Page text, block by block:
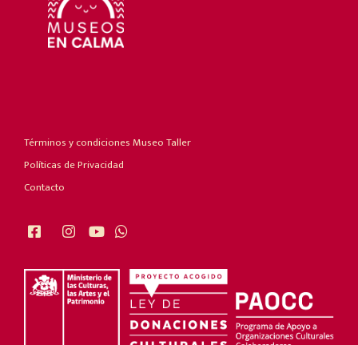
Términos y condiciones Museo Taller
Políticas de Privacidad
Contacto